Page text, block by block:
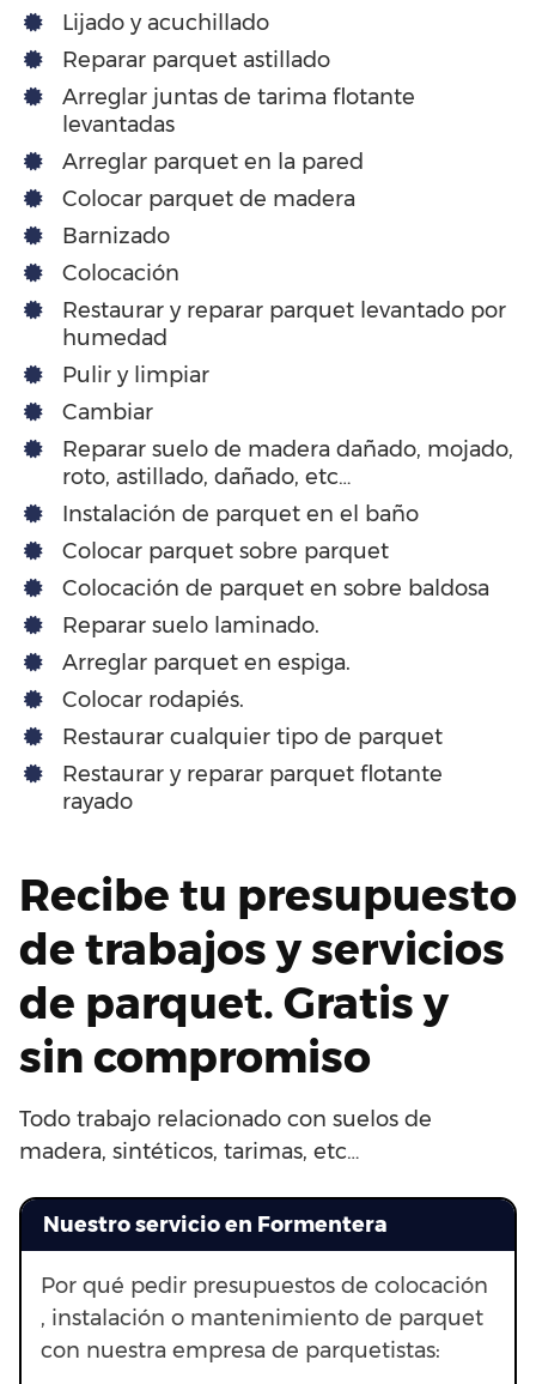
Lijado y acuchillado
Reparar parquet astillado
Arreglar juntas de tarima flotante
levantadas
Arreglar parquet en la pared
Colocar parquet de madera
Barnizado
Colocación
Restaurar y reparar parquet levantado por
humedad
Pulir y limpiar
Cambiar
Reparar suelo de madera dañado, mojado,
roto, astillado, dañado, etc…
Instalación de parquet en el baño
Colocar parquet sobre parquet
Colocación de parquet en sobre baldosa
Reparar suelo laminado.
Arreglar parquet en espiga.
Colocar rodapiés.
Restaurar cualquier tipo de parquet
Restaurar y reparar parquet flotante
rayado
Recibe tu presupuesto
de trabajos y servicios
de parquet. Gratis y
sin compromiso
Todo trabajo relacionado con suelos de
madera, sintéticos, tarimas, etc…
Nuestro servicio en Formentera
Por qué pedir presupuestos de colocación
, instalación o mantenimiento de parquet
con nuestra empresa de parquetistas: